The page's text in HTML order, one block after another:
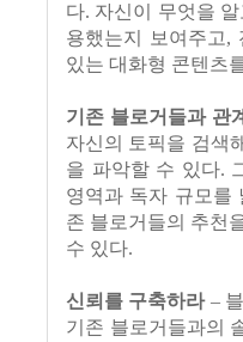
다. 자신이 무엇을
용했는지 보여주고,
있는 대화형 콘텐츠
기존 블로거들과 관
자신의 토픽을 검색
을 파악할 수 있다.
영역과 독자 규모를
존 블로거들의 추천
수 있다.
신뢰를 구축하라–
기존 블로거들과의